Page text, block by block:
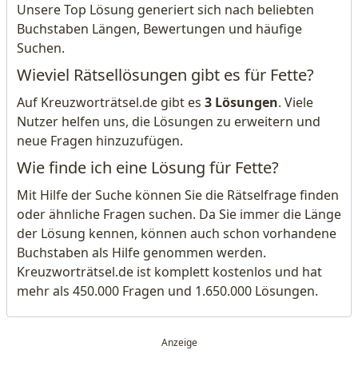
Unsere Top Lösung generiert sich nach beliebten
Buchstaben Längen, Bewertungen und häufige
Suchen.
Wieviel Rätsellösungen gibt es für Fette?
Auf Kreuzworträtsel.de gibt es 3 Lösungen. Viele
Nutzer helfen uns, die Lösungen zu erweitern und
neue Fragen hinzuzufügen.
Wie finde ich eine Lösung für Fette?
Mit Hilfe der Suche können Sie die Rätselfrage finden
oder ähnliche Fragen suchen. Da Sie immer die Länge
der Lösung kennen, können auch schon vorhandene
Buchstaben als Hilfe genommen werden.
Kreuzworträtsel.de ist komplett kostenlos und hat
mehr als 450.000 Fragen und 1.650.000 Lösungen.